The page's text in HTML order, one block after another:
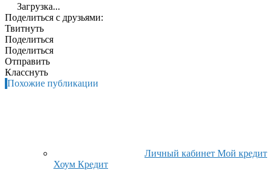
Загрузка...
Поделиться с друзьями:
Твитнуть
Поделиться
Поделиться
Отправить
Класснуть
Похожие публикации
Личный кабинет Мой кредит
Хоум Кредит